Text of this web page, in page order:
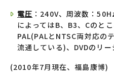
電圧 ：240V、周波数：
によってはB、B3、Cのと
PAL(PALとNTSC両対応の
流通している)、DVDのリー
(2010年7月現在、福島康博)